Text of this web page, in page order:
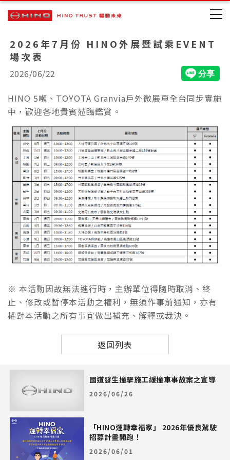
2026年7月份 HINO外展暨試乘EVENT
場次表
2026/06/22
HINO 5噸、TOYOTA Granvia戶外微展車全台同步實施
中，歡迎各地貴賓蒞臨鑑賞。
※ 本活動因故無法進行時，主辦單位得隨時取消、終
止、修改或暫停本活動之權利，無須作事前通知，亦有
權對本活動之所有事宜做出補充、解釋或裁決。
返回列表
國道發生撞擊施工緩撞車事故案之宣導
2026/06/26
「HINO運轉幸福家」 2026年優良駕駛
招募計畫開跑！
2026/06/01